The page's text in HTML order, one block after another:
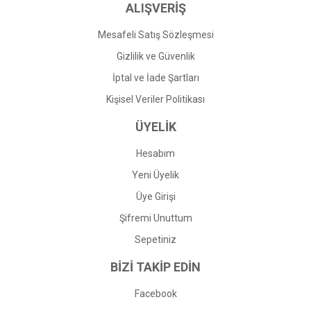
ALIŞVERİŞ
Mesafeli Satış Sözleşmesi
Gizlilik ve Güvenlik
İptal ve İade Şartları
Kişisel Veriler Politikası
ÜYELİK
Hesabım
Yeni Üyelik
Üye Girişi
Şifremi Unuttum
Sepetiniz
BİZİ TAKİP EDİN
Facebook